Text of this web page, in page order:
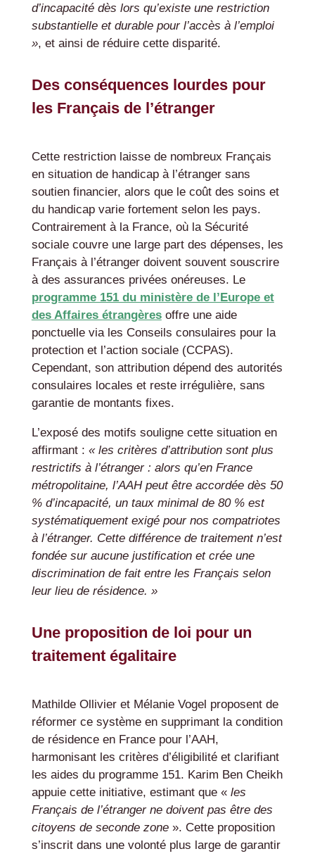
d’incapacité dès lors qu’existe une restriction
substantielle et durable pour l’accès à l’emploi
», et ainsi de réduire cette disparité.
Des conséquences lourdes pour
les Français de l’étranger
Cette restriction laisse de nombreux Français
en situation de handicap à l’étranger sans
soutien financier, alors que le coût des soins et
du handicap varie fortement selon les pays.
Contrairement à la France, où la Sécurité
sociale couvre une large part des dépenses, les
Français à l’étranger doivent souvent souscrire
à des assurances privées onéreuses. Le
programme 151 du ministère de l’Europe et
des Affaires étrangèresoffre une aide
ponctuelle via les Conseils consulaires pour la
protection et l’action sociale (CCPAS).
Cependant, son attribution dépend des autorités
consulaires locales et reste irrégulière, sans
garantie de montants fixes.
L’exposé des motifs souligne cette situation en
affirmant : « les critères d’attribution sont plus
restrictifs à l’étranger : alors qu’en France
métropolitaine, l’AAH peut être accordée dès 50
% d’incapacité, un taux minimal de 80 % est
systématiquement exigé pour nos compatriotes
à l’étranger. Cette différence de traitement n’est
fondée sur aucune justification et crée une
discrimination de fait entre les Français selon
leur lieu de résidence. »
Une proposition de loi pour un
traitement égalitaire
Mathilde Ollivier et Mélanie Vogel proposent de
réformer ce système en supprimant la condition
de résidence en France pour l’AAH,
harmonisant les critères d’éligibilité et clarifiant
les aides du programme 151. Karim Ben Cheikh
appuie cette initiative, estimant que «les
Français de l’étranger ne doivent pas être des
citoyens de seconde zone». Cette proposition
s’inscrit dans une volonté plus large de garantir